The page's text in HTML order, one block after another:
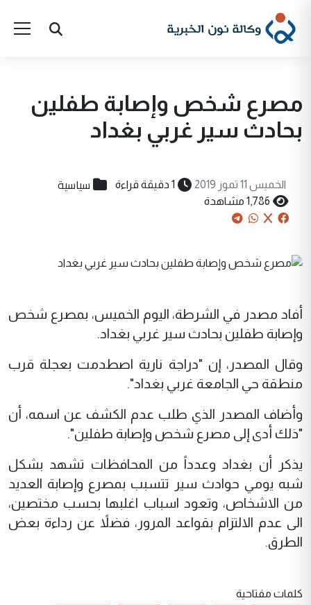
مصرع شخص وإصابة طفلين
بحادث سير غربي بغداد
الخميس 11 تموز 2019 1 دقيقة قراءة سياسية
1,786 مشاهدة
أفاد مصدر في الشرطة، اليوم الخميس، بمصرع شخص
وإصابة طفلين بحادث سير غربي بغداد.
وقال المصدر، إن "دراجة نارية اصطدمت بعجلة قرب
منطقة حي الجامعة غربي بغداد".
وأضاف المصدر الذي طلب عدم الكشف عن اسمه، أن
"ذلك أدى إلى مصرع شخص وإصابة طفلين".
يذكر أن بغداد وعدداً من المحافظات تشهد بشكل
شبه يومي حوادث سير تتسبب بمصرع وإصابة العديد
من الاشخاص، وتعود اسباب اغلبها بحسب مختصين،
الى عدم الالتزام بقواعد المرور، فضلاً عن رداءة بعض
الطرق.
كلمات مفتاحية